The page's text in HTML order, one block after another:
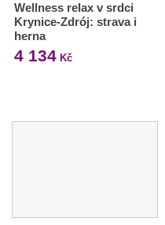
Wellness relax v srdci
Krynice-Zdrój: strava i
herna
4 134 Kč